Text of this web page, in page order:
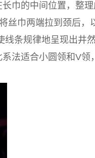
巾的中间位置，整理
丝巾两端拉到颈后，
线条规律地呈现出井
法适合小圆领和V领